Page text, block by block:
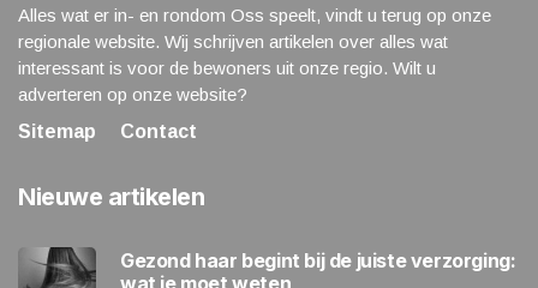
Alles wat er in- en rondom Oss speelt, vindt u terug op onze
regionale website. Wij schrijven artikelen over alles wat
interessant is voor de bewoners uit onze regio. Wilt u
adverteren op onze website?
Sitemap
Contact
Nieuwe artikelen
Gezond haar begint bij de juiste verzorging:
wat je moet weten